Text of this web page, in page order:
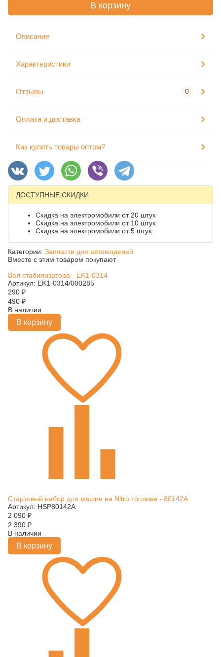
В корзину
Описание
Характеристики
Отзывы 0
Оплата и доставка
Как купить товары оптом?
ДОСТУПНЫЕ СКИДКИ
Скидка на электромобили от 20 штук
Скидка на электромобили от 10 штук
Скидка на электромобили от 5 штук
Категории: Запчасти для автомоделей
Вместе с этим товаром покупают
Вал стабилизатора - EK1-0314
Артикул: EK1-0314/000285
290 ₽
490 ₽
В наличии
В корзину
Стартовый набор для машин на Nitro топливе - 80142A
Артикул: HSP80142A
2 090 ₽
2 390 ₽
В наличии
В корзину